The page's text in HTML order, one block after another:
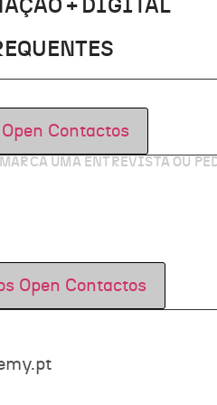
+ DIGITAL
Open Contactos
UMA ENTREVISTA OU
Open Contactos